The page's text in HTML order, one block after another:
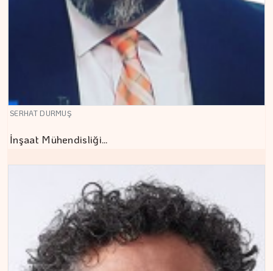
SERHAT DURMUŞ
İnşaat Mühendisliği…